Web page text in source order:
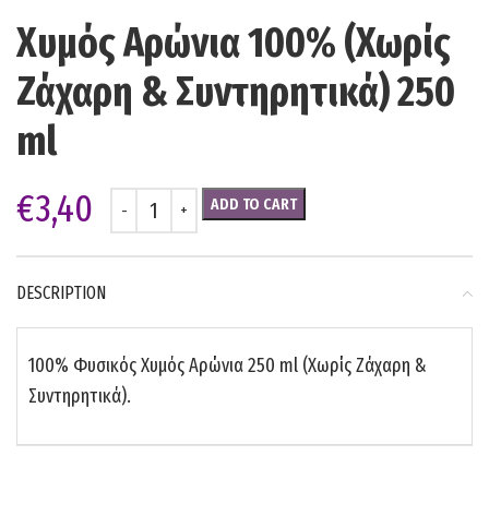
Χυμός Αρώνια 100% (Χωρίς
Ζάχαρη & Συντηρητικά) 250
ml
€3,40 ADD TO CART
DESCRIPTION
100% Φυσικός Χυμός Αρώνια 250 ml (Χωρίς Ζάχαρη &
Συντηρητικά).